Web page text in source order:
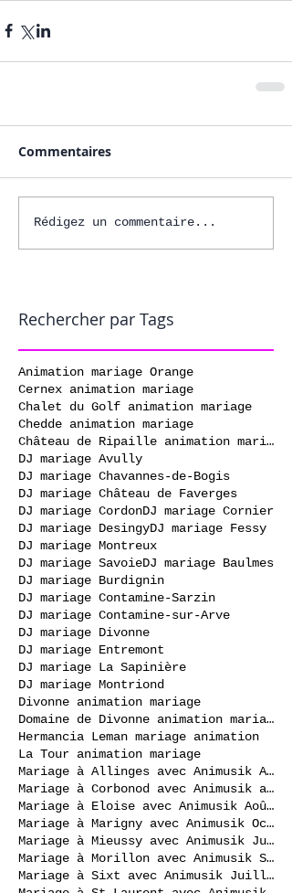
Commentaires
Rédigez un commentaire...
Rechercher par Tags
Animation mariage Orange
Cernex animation mariage
Chalet du Golf animation mariage
Chedde animation mariage
Château de Ripaille animation mariage
DJ mariage Avully
DJ mariage Chavannes-de-Bogis
DJ mariage Château de Faverges
DJ mariage CordonDJ mariage Cornier
DJ mariage DesingyDJ mariage Fessy
DJ mariage Montreux
DJ mariage SavoieDJ mariage Baulmes
DJ mariage Burdignin
DJ mariage Contamine-Sarzin
DJ mariage Contamine-sur-Arve
DJ mariage Divonne
DJ mariage Entremont
DJ mariage La Sapinière
DJ mariage Montriond
Divonne animation mariage
Domaine de Divonne animation mariage
Hermancia Leman mariage animation
La Tour animation mariage
Mariage à Allinges avec Animusik Août 2020
Mariage à Corbonod avec Animusik avril 2023
Mariage à Eloise avec Animusik Août 2020
Mariage à Marigny avec Animusik Octobre 2020
Mariage à Mieussy avec Animusik Juillet 2020
Mariage à Morillon avec Animusik Septembre 2020
Mariage à Sixt avec Animusik Juillet 2020